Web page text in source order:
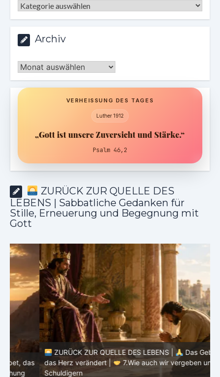
Kategorien
Archiv
Archiv
VERHEISSUNG DES TAGES
Luther 1912
„Gott ist unsere Zuversicht und Stärke.“
Psalm 46,2
ZURÜCK ZUR QUELLE DES
LEBENS | Sabbatliche Gedanken für
Stille, Erneuerung und Begegnung mit
Gott
ZURÜCK ZUR QUELLE DES LEBENS |
Das Gebet, das
das Herz verändert |
7.Wie auch wir vergeben unsern
Schuldigern